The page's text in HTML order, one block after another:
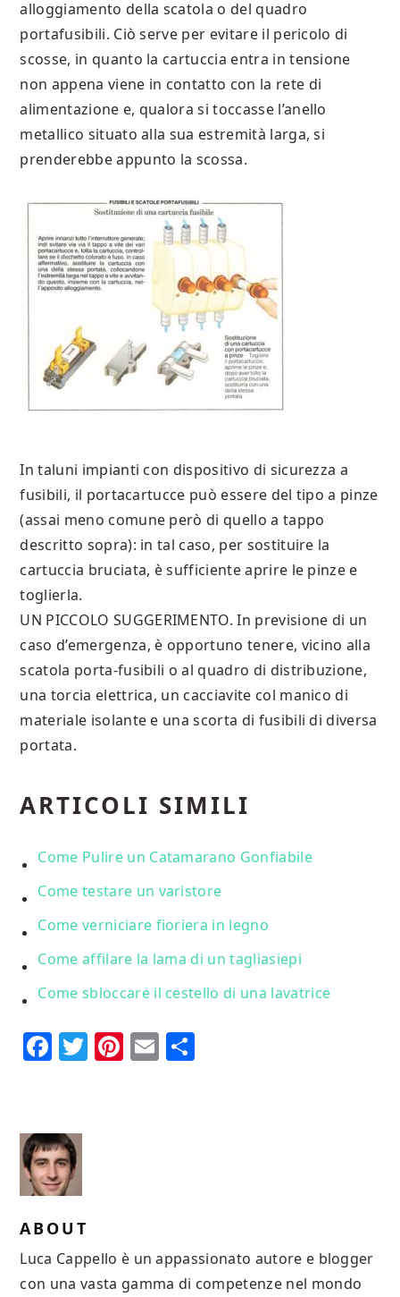
alloggiamento della scatola o del quadro
portafusibili. Ciò serve per evitare il pericolo di
scosse, in quanto la cartuccia entra in tensione
non appena viene in contatto con la rete di
alimentazione e, qualora si toccasse l’anello
metallico situato alla sua estremità larga, si
prenderebbe appunto la scossa.
In taluni impianti con dispositivo di sicurezza a
fusibili, il portacartucce può essere del tipo a pinze
(assai meno comune però di quello a tappo
descritto sopra): in tal caso, per sostituire la
cartuccia bruciata, è sufficiente aprire le pinze e
toglierla.
UN PICCOLO SUGGERIMENTO. In previsione di un
caso d’emergenza, è opportuno tenere, vicino alla
scatola porta-fusibili o al quadro di distribuzione,
una torcia elettrica, un cacciavite col manico di
materiale isolante e una scorta di fusibili di diversa
portata.
ARTICOLI SIMILI
Come Pulire un Catamarano Gonfiabile
Come testare un varistore
Come verniciare fioriera in legno
Come affilare la lama di un tagliasiepi
Come sbloccare il cestello di una lavatrice
Facebook
Twitter
Pinterest
Email
ABOUT
Luca Cappello è un appassionato autore e blogger
con una vasta gamma di competenze nel mondo